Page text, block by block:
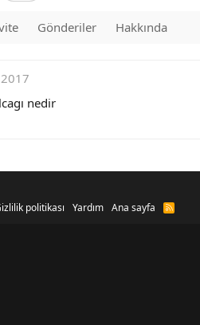
Gönderiler Hakkında
nedir
politikası Yardım Ana sayfa
R